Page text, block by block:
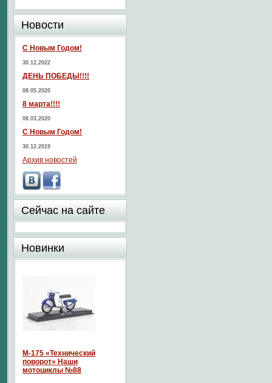
Новости
С Новым Годом!
30.12.2022
ДЕНЬ ПОБЕДЫ!!!!
08.05.2020
8 марта!!!!
08.03.2020
С Новым Годом!
30.12.2019
Архив новостей
Сейчас на сайте
Новинки
М-175 «Технический
поворот» Наши
мотоциклы №88